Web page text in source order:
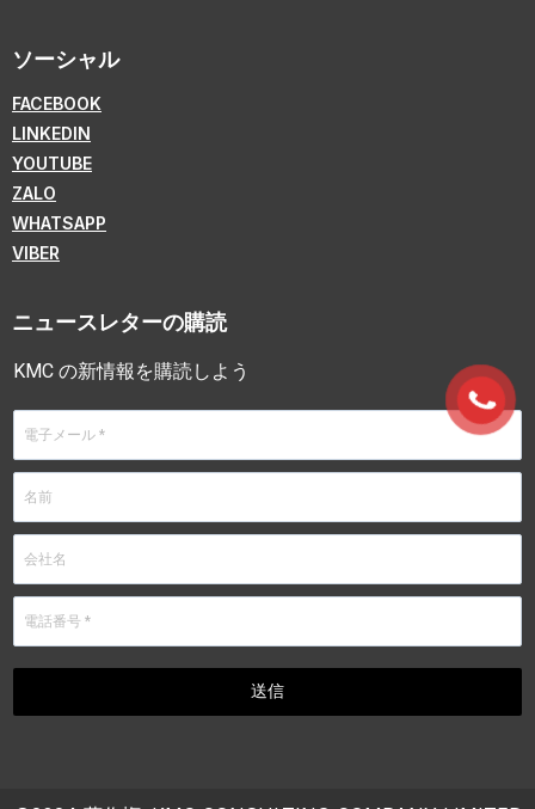
ソーシャル
FACEBOOK
LINKEDIN
YOUTUBE
ZALO
WHATSAPP
VIBER
ニュースレターの購読
KMC の新情報を購読しよう